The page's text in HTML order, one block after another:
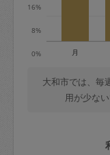
＋交通費
依頼者
金額の
定期契
0%
8%
16%
月
大和市では、毎
用が少な